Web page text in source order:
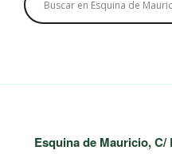
Esquina de Mauricio, C/